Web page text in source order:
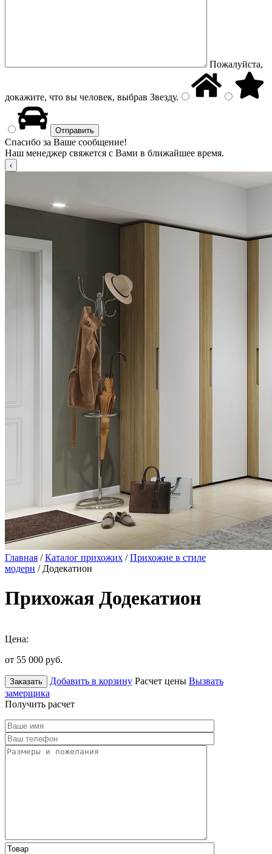
Пожалуйста,
докажите, что вы человек, выбрав Звезду.
Спасибо за Ваше сообщение!
Наш менеджер свяжется с Вами в ближайшее время.
Главная /Каталог прихожих /Прихожие в стиле
модерн / Додекатион
Прихожая Додекатион
Цена:
от 55 000 руб.
Заказать Добавить в корзину Расчет цены Вызвать
замерщика
Получить расчет